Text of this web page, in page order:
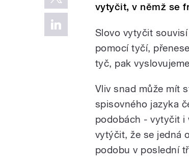
vytyčit, v němž se
Slovo vytyčit
pomocí tyčí,
tyč, pak
Vliv snad může mít
spisovného jazyka
podobách - vytyčit i
vytýčit, že se jedná
podobu v poslední